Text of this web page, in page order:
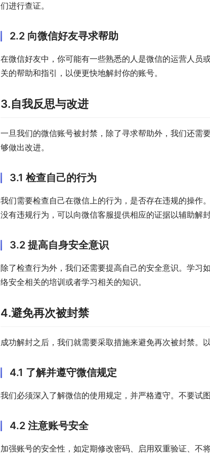
们进行查证。
2.2 向微信好友寻求帮助
在微信好友中，你可能有一些熟悉的人是微信的运营人员
关的帮助和指引，以便更快地解封你的账号。
3.自我反思与改进
一旦我们的微信账号被封禁，除了寻求帮助外，我们还需
够做出改进。
3.1 检查自己的行为
我们需要检查自己在微信上的行为，是否存在违规的操作
没有违规行为，可以向微信客服提供相应的证据以辅助解封
3.2 提高自身安全意识
除了检查行为外，我们还需要提高自己的安全意识。学习
络安全相关的培训或者学习相关的知识。
4.避免再次被封禁
成功解封之后，我们就需要采取措施来避免再次被封禁。
4.1 了解并遵守微信规定
我们必须深入了解微信的使用规定，并严格遵守。不要试
4.2 注意账号安全
加强账号的安全性，如定期修改密码、启用双重验证、不